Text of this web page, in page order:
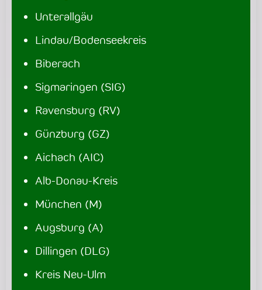
Unterallgäu
Lindau/Bodenseekreis
Biberach
Sigmaringen (SIG)
Ravensburg (RV)
Günzburg (GZ)
Aichach (AIC)
Alb-Donau-Kreis
München (M)
Augsburg (A)
Dillingen (DLG)
Kreis Neu-Ulm